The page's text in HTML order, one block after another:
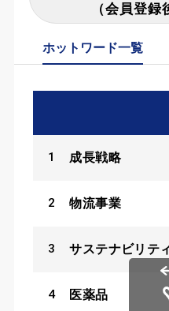
（会員登録
ホットワード一覧
1 成長戦略
2 物流事業
3 サステナビリテ
4 医薬品